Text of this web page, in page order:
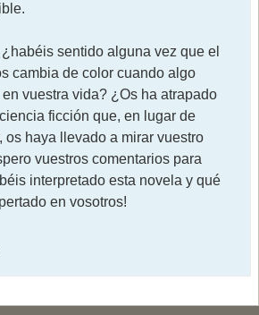
sentido alguna vez que el
cambia de color cuando algo
vuestra vida? ¿Os ha atrapado
ficción que, en lugar de
os haya llevado a mirar vuestro
vuestros comentarios para
interpretado esta novela y qué
en vosotros!